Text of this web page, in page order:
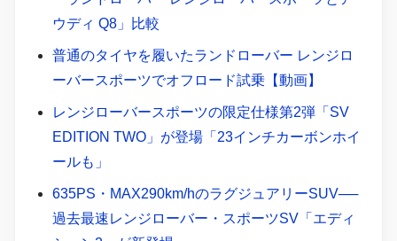
ウディ Q8」比較
普通のタイヤを履いたランドローバー レンジロ
ーバースポーツでオフロード試乗【動画】
レンジローバースポーツの限定仕様第2弾「SV
EDITION TWO」が登場「23インチカーボンホイ
ールも」
635PS・MAX290km/hのラグジュアリーSUV──
過去最速レンジローバー・スポーツSV「エディ